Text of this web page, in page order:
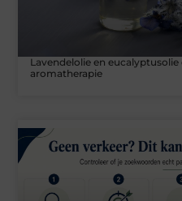
Lavendelolie en
aromatherapie